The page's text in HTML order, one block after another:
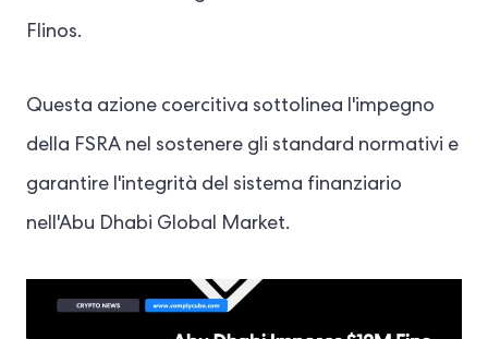
Flinos.
Questa azione coercitiva sottolinea l'impegno
della FSRA nel sostenere gli standard normativi e
garantire l'integrità del sistema finanziario
nell'Abu Dhabi Global Market.